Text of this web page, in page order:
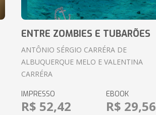
ENTRE ZOMBIES E TUBARÕES
ANTÔNIO SÉRGIO CARRÉRA DE
ALBUQUERQUE MELO E VALENTINA
CARRÉRA
IMPRESSO
R$ 52,42
EBOOK
R$ 29,56